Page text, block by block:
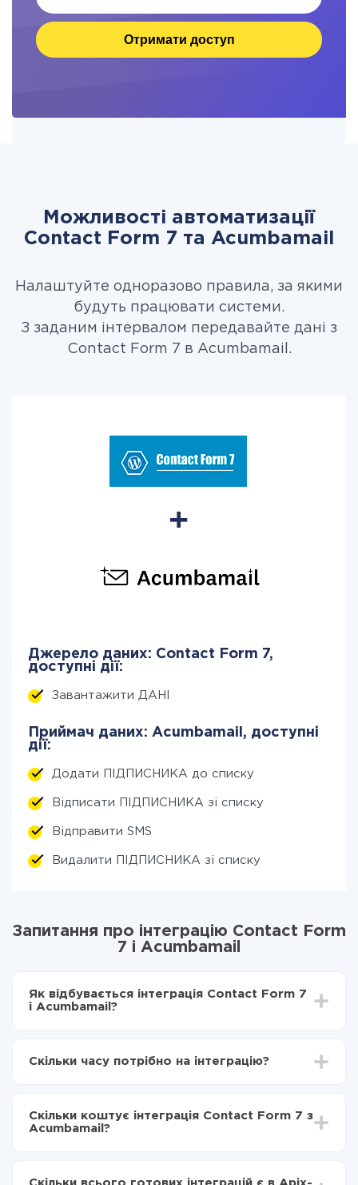
Отримати доступ
Можливості автоматизації
Contact Form 7 та Acumbamail
Налаштуйте одноразово правила, за якими
будуть працювати системи.
З заданим інтервалом передавайте дані з
Contact Form 7 в Acumbamail.
Джерело даних: Contact Form 7,
доступні дії:
Завантажити ДАНІ
Приймач даних: Acumbamail, доступні
дії:
Додати ПІДПИСНИКА до списку
Відписати ПІДПИСНИКА зі списку
Відправити SMS
Видалити ПІДПИСНИКА зі списку
Запитання про інтеграцію Contact Form
7 і Acumbamail
Як відбувається інтеграція Contact Form 7
і Acumbamail?
Вибираєте які дані передавати з Contact Form 7 в
Тепер дані будуть автоматично передаватися з
Contact Form 7 в Acumbamail
Скільки часу потрібно на інтеграцію?
становити від 5-ти до 30-хвилин. У середньому
налаштування займає 10-15 хвилин.
Скільки коштує інтеграція Contact Form 7 з
Acumbamail?